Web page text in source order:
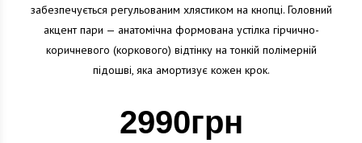
забезпечується регульованим хлястиком на кнопці. Головний
акцент пари — анатомічна формована устілка гірчично-
коричневого (коркового) відтінку на тонкій полімерній
підошві, яка амортизує кожен крок.
2990грн